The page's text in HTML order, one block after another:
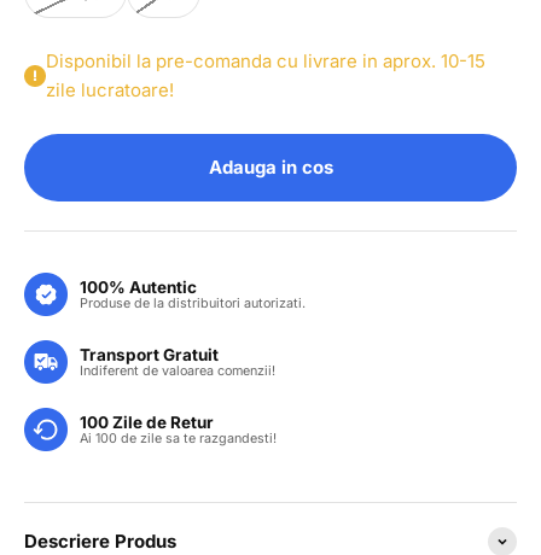
Disponibil la pre-comanda cu livrare in aprox. 10-15
zile lucratoare!
Adauga in cos
100% Autentic
Produse de la distribuitori autorizati.
Transport Gratuit
Indiferent de valoarea comenzii!
100 Zile de Retur
Ai 100 de zile sa te razgandesti!
Descriere Produs